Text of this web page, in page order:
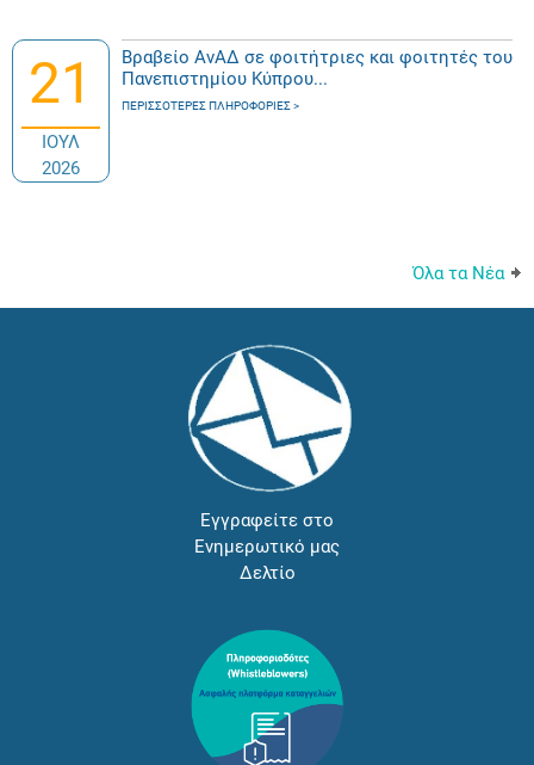
21
ΙΟΥΛ
2026
Βραβείο ΑνΑΔ σε φοιτήτριες και φοιτητές του
Πανεπιστημίου Κύπρου...
ΠΕΡΙΣΣΌΤΕΡΕΣ ΠΛΗΡΟΦΟΡΊΕΣ
Όλα τα Νέα
Εγγραφείτε στο
Ενημερωτικό μας
Δελτίο